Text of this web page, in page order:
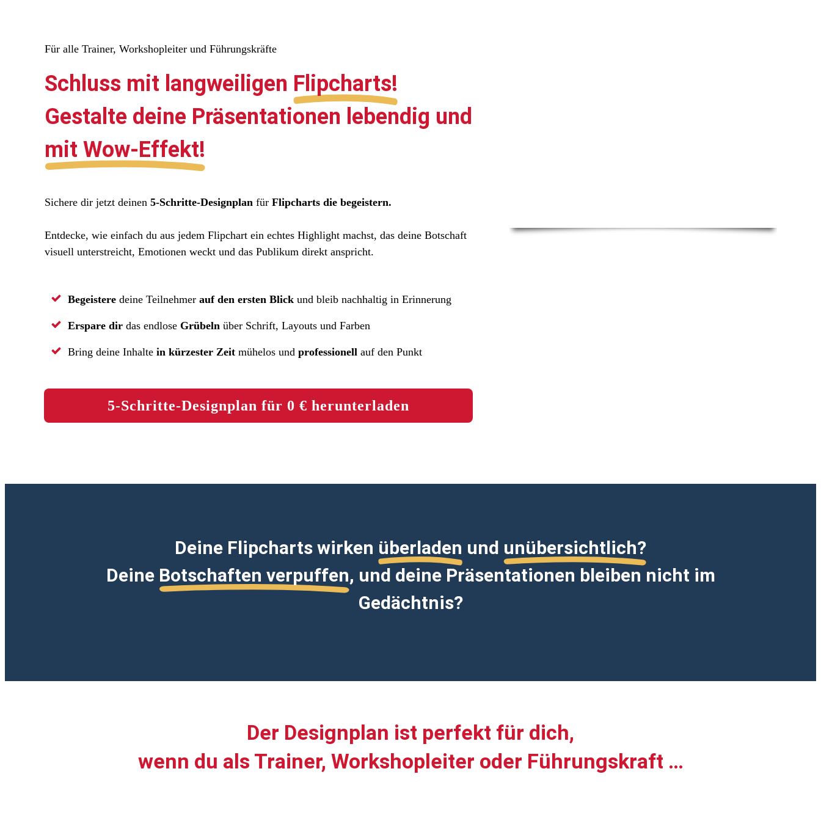
Für alle Trainer, Workshopleiter und Führungskräfte
Schluss mit langweiligen Flipcharts!
Gestalte deine Präsentationen lebendig und
mit Wow-Effekt!
Sichere dir jetzt deinen 5-Schritte-Designplan für Flipcharts die begeistern.
Entdecke, wie einfach du aus jedem Flipchart ein echtes Highlight machst, das deine Botschaft
visuell unterstreicht, Emotionen weckt und das Publikum direkt anspricht.
Begeistere deine Teilnehmer auf den ersten Blick und bleib nachhaltig in Erinnerung
Erspare dir das endlose Grübeln über Schrift, Layouts und Farben
Bring deine Inhalte in kürzester Zeit mühelos und professionell auf den Punkt
5-Schritte-Designplan für 0 € herunterladen
Deine Flipcharts wirken überladen und unübersichtlich?
Deine Botschaften verpuffen, und deine Präsentationen bleiben nicht im
Gedächtnis?
Der Designplan ist perfekt für dich,
wenn du als Trainer, Workshopleiter oder Führungskraft …